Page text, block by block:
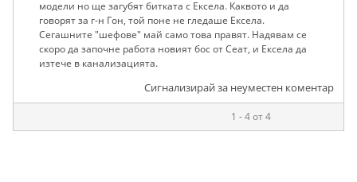
модели но ще загубят битката с Ексела. Каквото и да
говорят за г-н Гон, той поне не гледаше Ексела.
Сегашните "шефове" май само това правят. Надявам се
скоро да започне работа новият бос от Сеат, и Ексела да
изтече в канализацията.
Сигнализирай за неуместен коментар
1 - 4 от 4